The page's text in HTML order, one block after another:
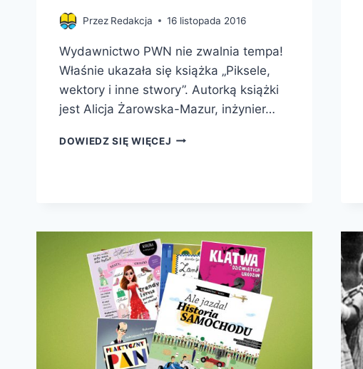
Przez Redakcja 16 listopada 2016
Wydawnictwo PWN nie zwalnia tempa!
Właśnie ukazała się książka „Piksele,
wektory i inne stwory”. Autorką książki
jest Alicja Żarowska-Mazur, inżynier…
DOWIEDZ SIĘ WIĘCEJ PIKSELE,